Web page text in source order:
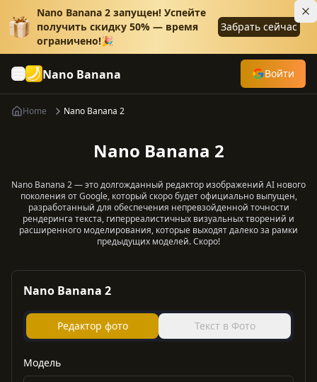
Nano Banana 2 запущен! Успейте
получить скидку 50% — время
ограничено!🎉
Забрать сейчас
Nano Banana Войти
Home Nano Banana 2
Nano Banana 2
Nano Banana 2 — это долгожданный редактор изображений AI нового
поколения от Google, который скоро будет официально выпущен,
разработанный для обеспечения непревзойденной точности
рендеринга текста, гиперреалистичных визуальных творений и
расширенного моделирования, которые выходят далеко за рамки
предыдущих моделей. Скоро!
Nano Banana 2
Редактор фото Текст в Фото
Модель